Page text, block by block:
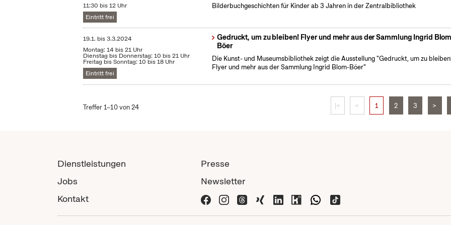
11:30 bis 12 Uhr
Eintritt frei
Bilderbuchgeschichten für Kinder ab 3 Jahren in der Zentralbibliothek
19.1. bis3.3.2024
Montag: 14 bis 21 Uhr
Dienstag bis Donnerstag: 10 bis 21 Uhr
Freitag bis Sonntag: 10 bis 18 Uhr
Eintritt frei
Gedruckt, um zu bleiben! Flyer und mehr aus der Sammlung Ingrid
Böer
Die Kunst- und Museumsbibliothek zeigt die Ausstellung "Gedruckt, um zu
Flyer und mehr aus der Sammlung Ingrid Blom-Böer"
Treffer 1–10 von 24 |< < 1 2 3 >
Dienstleistungen
Jobs
Kontakt
Presse
Newsletter